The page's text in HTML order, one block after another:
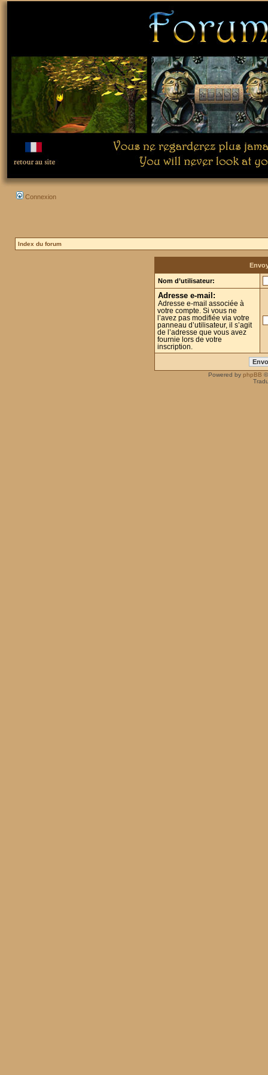
Connexion
Index du forum
Nom d’utilisateur:
Adresse e-mail:
Adresse e-mail associée à
votre compte. Si vous ne
l’avez pas modifiée via votre
panneau d’utilisateur, il s’agit
de l’adresse que vous avez
fournie lors de votre
inscription.
Powered by phpBB